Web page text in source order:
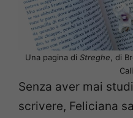
Una pagina di Streghe, di
Senza aver mai
scrivere, Feliciana